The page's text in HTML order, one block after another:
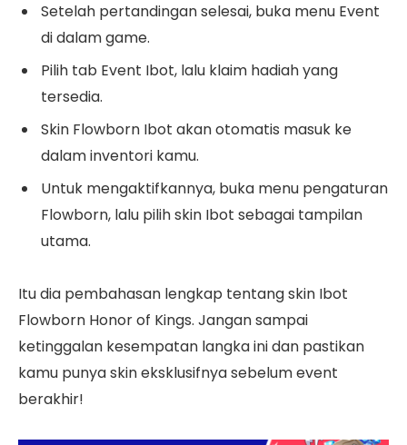
Setelah pertandingan selesai, buka menu Event
di dalam game.
Pilih tab Event Ibot, lalu klaim hadiah yang
tersedia.
Skin Flowborn Ibot akan otomatis masuk ke
dalam inventori kamu.
Untuk mengaktifkannya, buka menu pengaturan
Flowborn, lalu pilih skin Ibot sebagai tampilan
utama.
Itu dia pembahasan lengkap tentang skin Ibot
Flowborn Honor of Kings. Jangan sampai
ketinggalan kesempatan langka ini dan pastikan
kamu punya skin eksklusifnya sebelum event
berakhir!